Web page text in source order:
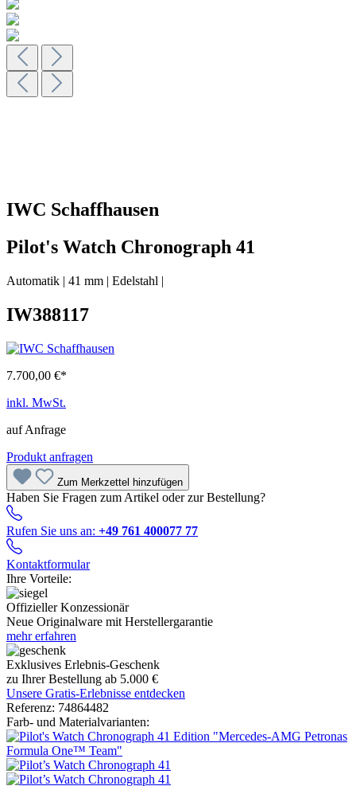
IWC Schaffhausen
Pilot's Watch Chronograph 41
Automatik | 41 mm | Edelstahl |
IW388117
7.700,00 €*
inkl. MwSt.
auf Anfrage
Produkt anfragen
Zum Merkzettel hinzufügen
Haben Sie Fragen zum Artikel oder zur Bestellung?
Rufen Sie uns an: +49 761 400077 77
Kontaktformular
Ihre Vorteile:
Offizieller Konzessionär
Neue Originalware mit Herstellergarantie
mehr erfahren
Exklusives Erlebnis-Geschenk
zu Ihrer Bestellung ab 5.000 €
Unsere Gratis-Erlebnisse entdecken
Referenz: 74864482
Farb- und Materialvarianten: